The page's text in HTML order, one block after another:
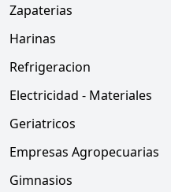
Zapaterias
Harinas
Refrigeracion
Electricidad - Materiales
Geriatricos
Empresas Agropecuarias
Gimnasios